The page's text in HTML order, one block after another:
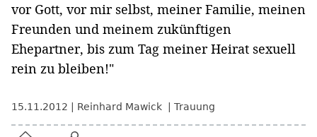
vor Gott, vor mir selbst, meiner Familie, meinen
Freunden und meinem zukünftigen
Ehepartner, bis zum Tag meiner Heirat sexuell
rein zu bleiben!"
15.11.2012 Reinhard Mawick Trauung